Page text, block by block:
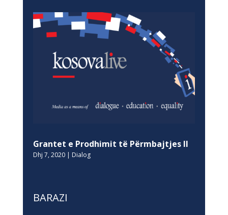
Grantet e Prodhimit të Përmbajtjes II
Dhj 7, 2020| Dialog
BARAZI